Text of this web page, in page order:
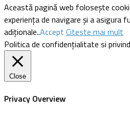
Această pagină web folosește
experiența de navigare și a asigura
adiționale..Accept Citeste mai mult
Politica de confidențialitate si
Close
Privacy Overview